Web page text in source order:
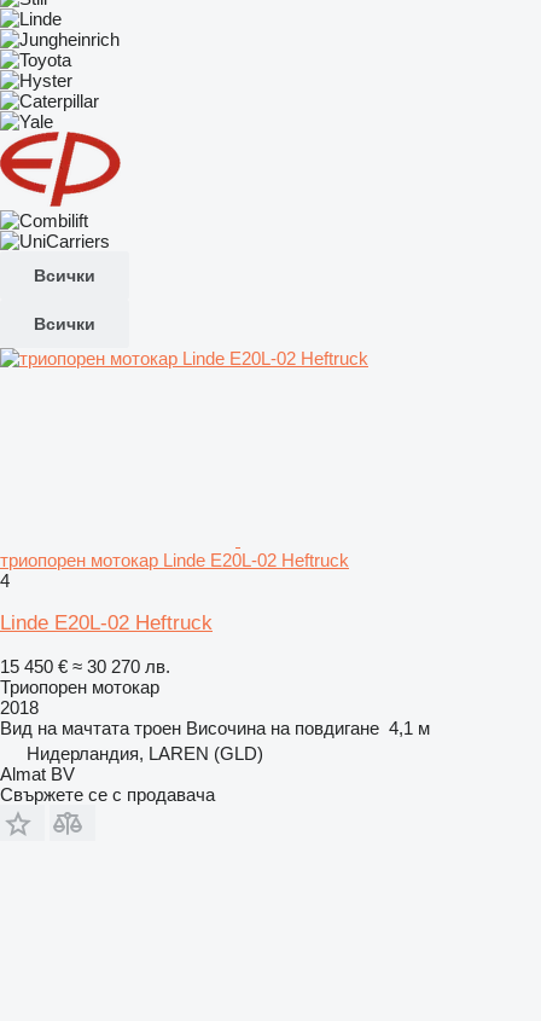
Всички
Всички
триопорен мотокар Linde E20L-02 Heftruck
4
Linde E20L-02 Heftruck
15 450 € ≈ 30 270 лв.
Триопорен мотокар
2018
Вид на мачтата троен Височина на повдигане 4,1 м
Нидерландия, LAREN (GLD)
Almat BV
Свържете се с продавача